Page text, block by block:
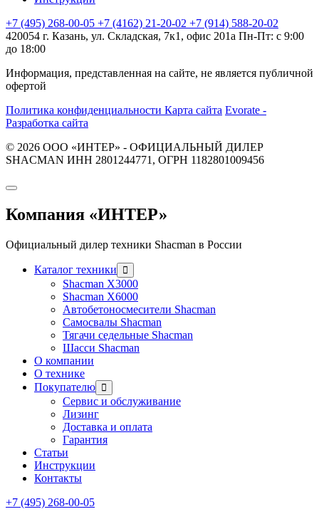
+7 (495) 268-00-05 +7 (4162) 21-20-02 +7 (914) 588-20-02
420054 г. Казань, ул. Складская, 7к1, офис 201а Пн-Пт: с 9:00
до 18:00
Информация, представленная на сайте, не является публичной
офертой
Политика конфиденциальности Карта сайта Evorate -
Разработка сайта
© 2026 ООО «ИНТЕР» - ОФИЦИАЛЬНЫЙ ДИЛЕР
SHACMAN ИНН 2801244771, ОГРН 1182801009456
Компания «ИНТЕР»
Официальный дилер техники Shacman в России
Каталог техники
Shacman X3000
Shacman X6000
Автобетоносмесители Shacman
Самосвалы Shacman
Тягачи седельные Shacman
Шасси Shacman
О компании
О технике
Покупателю
Сервис и обслуживание
Лизинг
Доставка и оплата
Гарантия
Статьи
Инструкции
Контакты
+7 (495) 268-00-05